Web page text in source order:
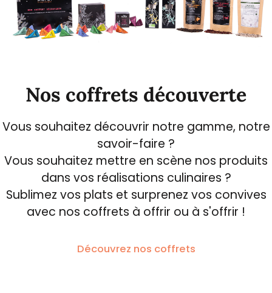
Nos coffrets découverte
Vous souhaitez découvrir notre gamme, notre
savoir-faire ?
Vous souhaitez mettre en scène nos produits
dans vos réalisations culinaires ?
Sublimez vos plats et surprenez vos convives
avec nos coffrets à offrir ou à s'offrir !
Découvrez nos coffrets